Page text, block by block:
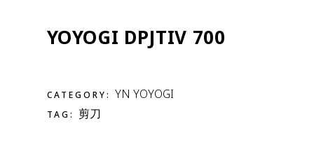
YOYOGI DPJTIV 700
CATEGORY: YN YOYOGI
TAG: 剪刀